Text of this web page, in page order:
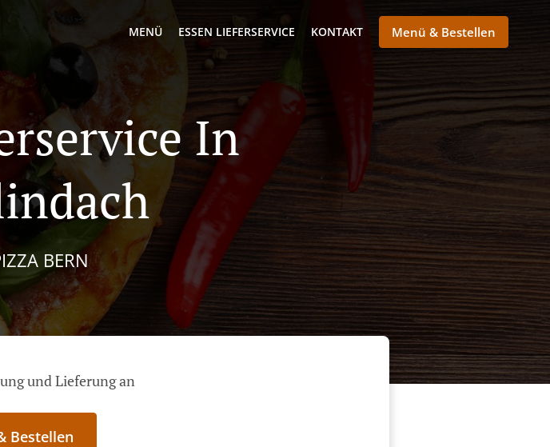
MENÜ ESSEN LIEFERSERVICE KONTAKT Menü & Bestellen
In
BERN
und Lieferung an
Bestellen